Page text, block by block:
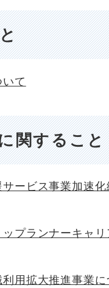
て
関すること
ービス事業加速
プランナーキャ
用拡大推進事業に